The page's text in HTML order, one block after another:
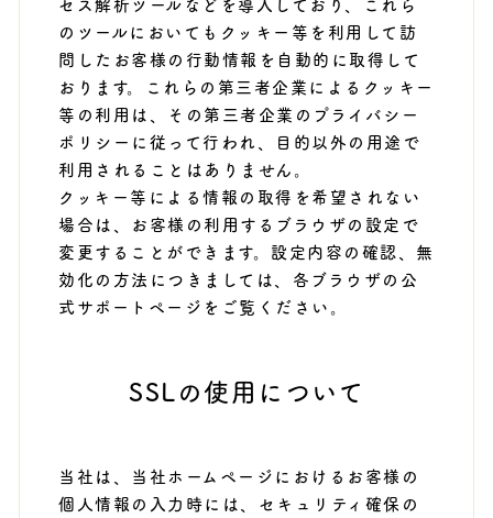
のツールにおいてもクッキー等を利用して訪
問したお客様の行動情報を自動的に取得して
おります。これらの第三者企業によるクッキー
等の利用は、その第三者企業のプライバシー
ポリシーに従って行われ、目的以外の用途で
利用されることはありません。
クッキー等による情報の取得を希望されない
場合は、お客様の利用するブラウザの設定で
変更することができます。設定内容の確認、無
効化の方法につきましては、各ブラウザの公
式サポートページをご覧ください。
SSLの使用について
当社は、当社ホームページにおけるお客様の
個人情報の入力時には、セキュリティ確保の